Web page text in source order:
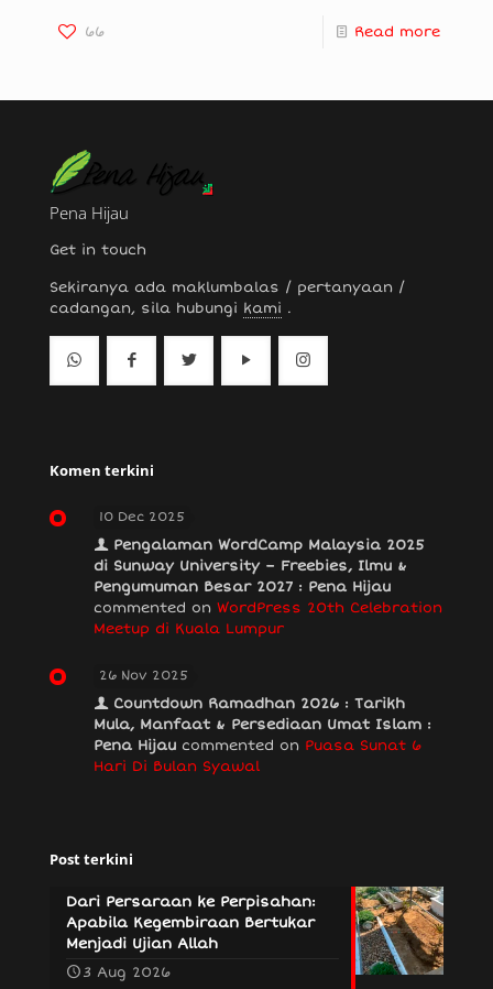
66 Read more
Pena Hijau
Get in touch
Sekiranya ada maklumbalas / pertanyaan /
cadangan, sila hubungi kami .
Komen terkini
10 Dec 2025
Pengalaman WordCamp Malaysia 2025
di Sunway University – Freebies, Ilmu &
Pengumuman Besar 2027 : Pena Hijau
commented on WordPress 20th Celebration
Meetup di Kuala Lumpur
26 Nov 2025
Countdown Ramadhan 2026 : Tarikh
Mula, Manfaat & Persediaan Umat Islam :
Pena Hijau commented on Puasa Sunat 6
Hari Di Bulan Syawal
Post terkini
Dari Persaraan ke Perpisahan:
Apabila Kegembiraan Bertukar
Menjadi Ujian Allah
3 Aug 2026